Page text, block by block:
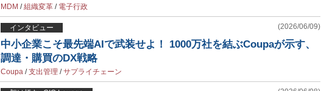
MDM /組織変革 / 電子行政
インタビュー (2026/06/09)
中小企業こそ最先端AIで武装せよ！ 1000万社を結ぶCoupaが示す、
調達・購買のDX戦略
Coupa /支出管理 /サプライチェーン